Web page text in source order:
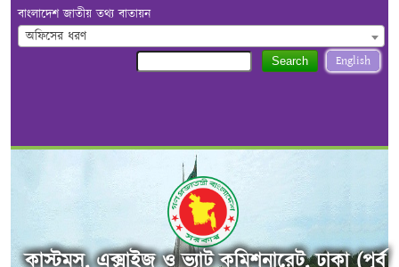
বাংলাদেশ জাতীয় তথ্য বাতায়ন
অফিসের ধরণ
English
Search